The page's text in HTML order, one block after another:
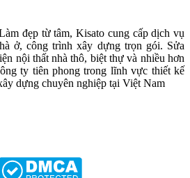
đẹp từ tâm, Kisato cung cấp dịch vụ
ở, công trình xây dựng trọn gói. Sửa
nội thất nhà thô, biệt thự và nhiều hơn
ty tiên phong trong lĩnh vực thiết kế
dựng chuyên nghiệp tại Việt Nam